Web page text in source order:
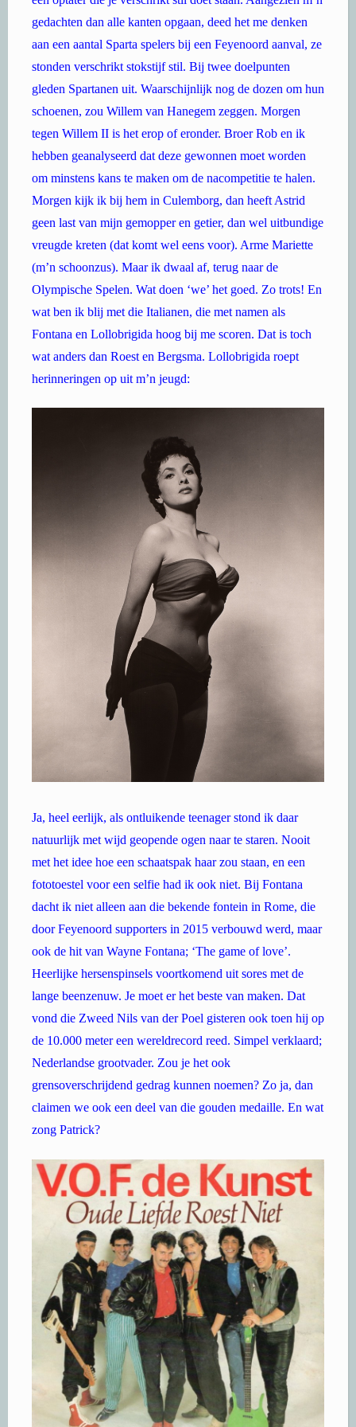
gedachten dan alle kanten opgaan, deed het me denken
aan een aantal Sparta spelers bij een Feyenoord aanval, ze
stonden verschrikt stokstijf stil. Bij twee doelpunten
gleden Spartanen uit. Waarschijnlijk nog de dozen om hun
schoenen, zou Willem van Hanegem zeggen. Morgen
tegen Willem II is het erop of eronder. Broer Rob en ik
hebben geanalyseerd dat deze gewonnen moet worden
om minstens kans te maken om de nacompetitie te halen.
Morgen kijk ik bij hem in Culemborg, dan heeft Astrid
geen last van mijn gemopper en getier, dan wel uitbundige
vreugde kreten (dat komt wel eens voor). Arme Mariette
(m’n schoonzus). Maar ik dwaal af, terug naar de
Olympische Spelen. Wat doen ‘we’ het goed. Zo trots! En
wat ben ik blij met die Italianen, die met namen als
Fontana en Lollobrigida hoog bij me scoren. Dat is toch
wat anders dan Roest en Bergsma. Lollobrigida roept
herinneringen op uit m’n jeugd:
Ja, heel eerlijk, als ontluikende teenager stond ik daar
natuurlijk met wijd geopende ogen naar te staren. Nooit
met het idee hoe een schaatspak haar zou staan, en een
fototoestel voor een selfie had ik ook niet. Bij Fontana
dacht ik niet alleen aan die bekende fontein in Rome, die
door Feyenoord supporters in 2015 verbouwd werd, maar
ook de hit van Wayne Fontana; ‘The game of love’.
Heerlijke hersenspinsels voortkomend uit sores met de
lange beenzenuw. Je moet er het beste van maken. Dat
vond die Zweed Nils van der Poel gisteren ook toen hij op
de 10.000 meter een wereldrecord reed. Simpel verklaard;
Nederlandse grootvader. Zou je het ook
grensoverschrijdend gedrag kunnen noemen? Zo ja, dan
claimen we ook een deel van die gouden medaille. En wat
zong Patrick?